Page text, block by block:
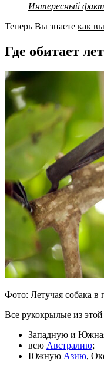
Интересный
Теперь Вы знаете как
Где обитает
Фото: Летучая собака в
Все рукокрылые из
Западную и
всю Австралию;
Южную Азию,